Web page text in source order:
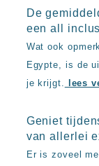
De
een all
Wat ook
Egypte, is de
je krijgt.
lees
Geniet
van allerlei
Er is zoveel